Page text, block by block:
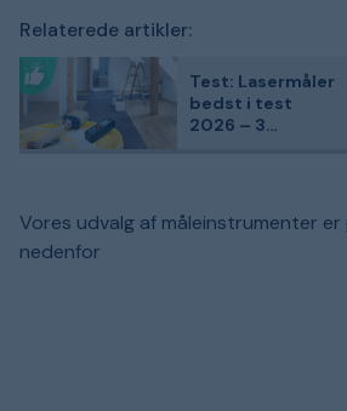
Relaterede artikler:
Test: Lasermåler
bedst i test
2026 – 3
Vores udvalg af måleinstrumenter
nedenfor